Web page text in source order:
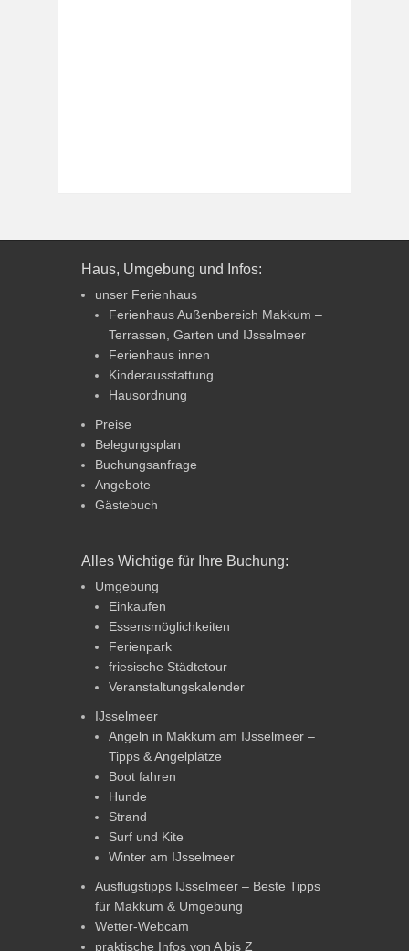
Haus, Umgebung und Infos:
unser Ferienhaus
Ferienhaus Außenbereich Makkum –
Terrassen, Garten und IJsselmeer
Ferienhaus innen
Kinderausstattung
Hausordnung
Preise
Belegungsplan
Buchungsanfrage
Angebote
Gästebuch
Alles Wichtige für Ihre Buchung:
Umgebung
Einkaufen
Essensmöglichkeiten
Ferienpark
friesische Städtetour
Veranstaltungskalender
IJsselmeer
Angeln in Makkum am IJsselmeer –
Tipps & Angelplätze
Boot fahren
Hunde
Strand
Surf und Kite
Winter am IJsselmeer
Ausflugstipps IJsselmeer – Beste Tipps
für Makkum & Umgebung
Wetter-Webcam
praktische Infos von A bis Z